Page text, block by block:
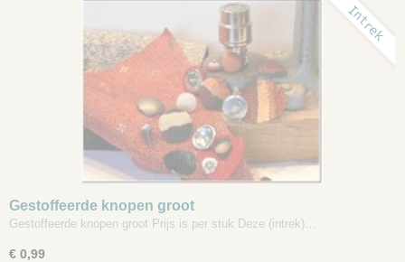
Intrek
Gestoffeerde knopen groot
Gestoffeerde knopen groot Prijs is per stuk Deze (intrek)…
€ 0,99